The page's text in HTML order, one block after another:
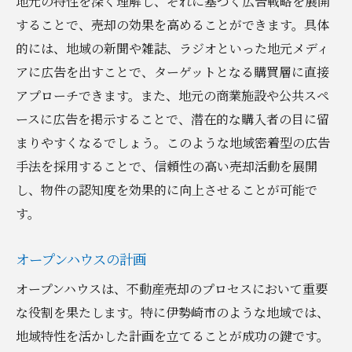
することで、売却の効果を高めることができます。具体
的には、地域の新聞や雑誌、ラジオといった地元メディ
アに広告を出すことで、ターゲットとなる購買層に直接
アプローチできます。また、地元の商業施設や公共スペ
ースに広告を掲示することで、潜在的な購入者の目に留
まりやすくなるでしょう。このような地域密着型の広告
手法を採用することで、信頼性の高い売却活動を展開
し、物件の認知度を効果的に向上させることが可能で
す。
オープンハウスの計画
オープンハウスは、不動産売却のプロセスにおいて重要
な役割を果たします。特に伊勢崎市のような地域では、
地域特性を活かした計画を立てることが成功の鍵です。